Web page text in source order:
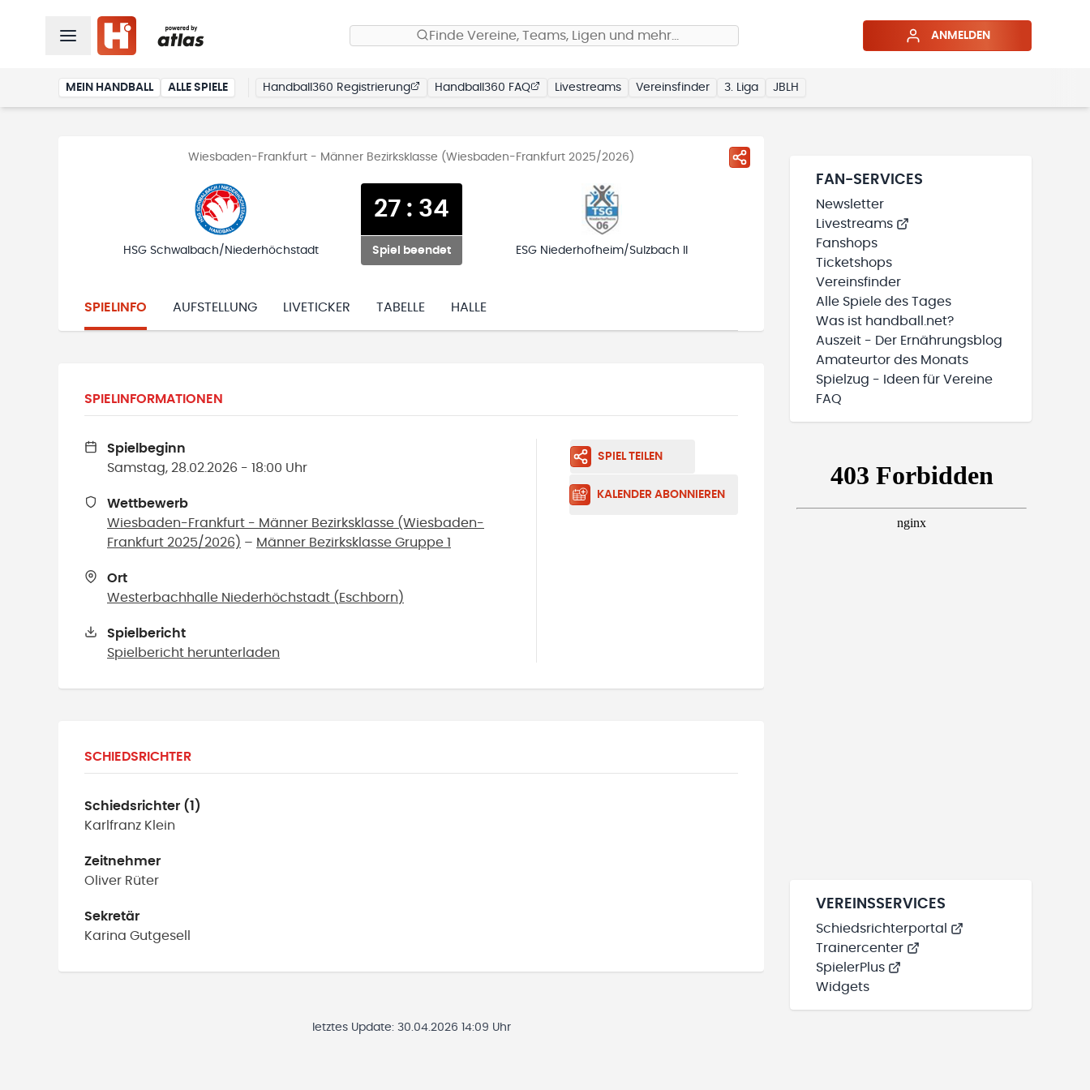
Finde Vereine, Teams, Ligen und mehr… ANMELDEN
MEIN HANDBALL ALLE SPIELE Handball360 Registrierung Handball360 FAQ Livestreams Vereinsfinder 3. Liga JBLH
Wiesbaden-Frankfurt - Männer Bezirksklasse (Wiesbaden-Frankfurt 2025/2026)
HSG Schwalbach/Niederhöchstadt
27: 34
Spiel beendet ESG Niederhofheim/Sulzbach II
SPIELINFO AUFSTELLUNG LIVETICKER TABELLE HALLE
SPIELINFORMATIONEN
Spielbeginn
Samstag, 28.02.2026 - 18:00 Uhr
Wettbewerb
Wiesbaden-Frankfurt - Männer Bezirksklasse (Wiesbaden-
Frankfurt 2025/2026) – Männer Bezirksklasse Gruppe 1
Ort
Westerbachhalle Niederhöchstadt ( Eschborn )
Spielbericht
Spielbericht herunterladen
SPIEL TEILEN
KALENDER ABONNIEREN
SCHIEDSRICHTER
Schiedsrichter (1)
Karlfranz Klein
Zeitnehmer
Oliver Rüter
Sekretär
Karina Gutgesell
letztes Update: 30.04.2026 14:09 Uhr
FAN-SERVICES
Newsletter
Livestreams
Fanshops
Ticketshops
Vereinsfinder
Alle Spiele des Tages
Was ist handball.net?
Auszeit - Der Ernährungsblog
Amateurtor des Monats
Spielzug - Ideen für Vereine
FAQ
VEREINSSERVICES
Schiedsrichterportal
Trainercenter
SpielerPlus
Widgets